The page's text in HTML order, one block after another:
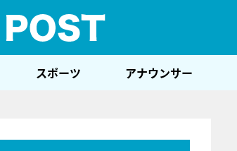
スポーツ アナウンサー